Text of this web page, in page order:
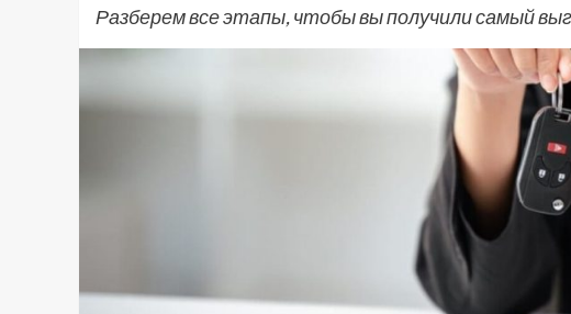
Разберем все этапы, чтобы вы получили самый